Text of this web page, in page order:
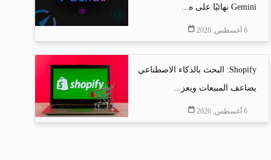
Gemini نهائيًا على ه...
6 أغسطس, 2026
Shopify: البحث بالذكاء الاصطناعي
يضاعف المبيعات ويعز...
6 أغسطس, 2026